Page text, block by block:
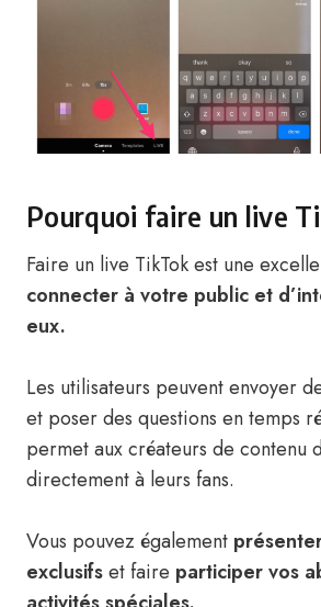
Pourquoi faire un live
Faire un live TikTok est une
connecter à votre public et
eux.
Les utilisateurs peuvent envoyer
et poser des questions en temps
permet aux créateurs de contenu
directement à leurs fans.
Vous pouvez également
exclusifset faire participer vos